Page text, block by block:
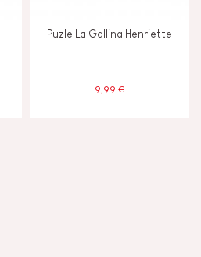
Puzle La Gallina Henriette
9,99 €